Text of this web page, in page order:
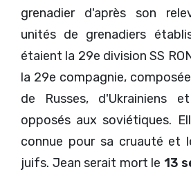
grenadier d'après son
unités de grenadiers
étaient la 29e division SS
la 29e compagnie,
de Russes, d'Ukrainiens
opposés aux soviétiques.
connue pour sa cruauté et
juifs. Jean serait mort le 13